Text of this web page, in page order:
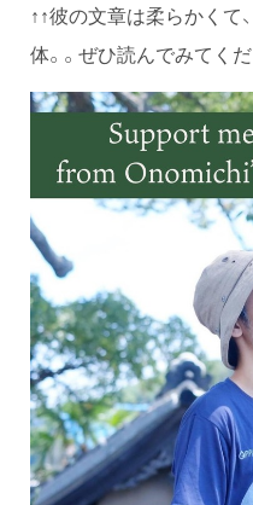
↑↑彼の文章は柔らかくて
体。。ぜひ読んでみてくだ